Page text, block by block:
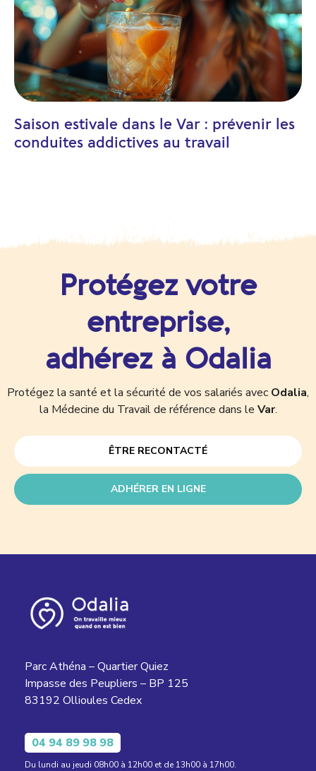
Saison estivale dans le Var : prévenir les
conduites addictives au travail
Protégez votre
entreprise,
adhérez à Odalia
Protégez la santé et la sécurité de vos salariés avec Odalia,
la Médecine du Travail de référence dans le Var.
ÊTRE RECONTACTÉ
ADHÉRER EN LIGNE
Parc Athéna – Quartier Quiez
Impasse des Peupliers – BP 125
83192 Ollioules Cedex
04 94 89 98 98
Du lundi au jeudi 08h00 à 12h00 et de 13h00 à 17h00.